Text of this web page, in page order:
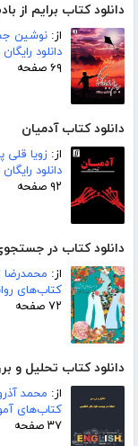
دانلود کتاب برایم از
از: نوشین
دانلود
۶۹ صفحه
دانلود کتاب آدمیان
از: زویا قلی
دانلود
۹۲ صفحه
دانلود کتاب در
از:
کتاب‌های
۷۲ صفحه
دانلود کتاب تحلیل و
از: محمد
کتاب‌های
۳۷ صفحه